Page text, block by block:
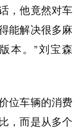
，他竟然对车
能解决很多麻
本。”刘宝森
位车辆的消费
，而是从多个